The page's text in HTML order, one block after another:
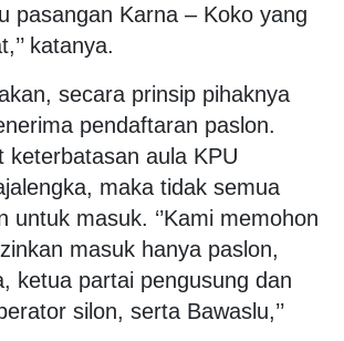
pasangan Karna – Koko yang
katanya.
secara prinsip pihaknya
pendaftaran paslon.
keterbatasan aula KPU
maka tidak semua
untuk masuk. ‘’Kami memohon
masuk hanya paslon,
ketua partai pengusung dan
silon, serta Bawaslu,’’